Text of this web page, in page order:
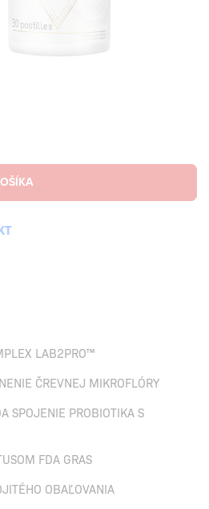
LAB2PRO™
ČREVNEJ MIKROFLÓRY
SPOJENIE PROBIOTIKA S
FDA GRAS
OBAĽOVANIA